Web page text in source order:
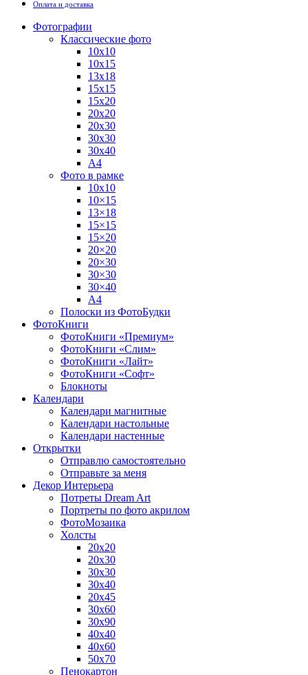
Оплата и доставка
Фотографии
Классические фото
10х10
10х15
13х18
15х15
15х20
20х20
20х30
30х30
30х40
А4
Фото в рамке
10х10
10×15
13×18
15×15
15×20
20×20
20×30
30×30
30×40
A4
Полоски из ФотоБудки
ФотоКниги
ФотоКниги «Премиум»
ФотоКниги «Слим»
ФотоКниги «Лайт»
ФотоКниги «Софт»
Блокноты
Календари
Календари магнитные
Календари настольные
Календари настенные
Открытки
Отправлю самостоятельно
Отправьте за меня
Декор Интерьера
Потреты Dream Art
Портреты по фото акрилом
ФотоМозаика
Холсты
20х20
20х30
30х30
30х40
20х45
30х60
30х90
40х40
40х60
50х70
Пенокартон